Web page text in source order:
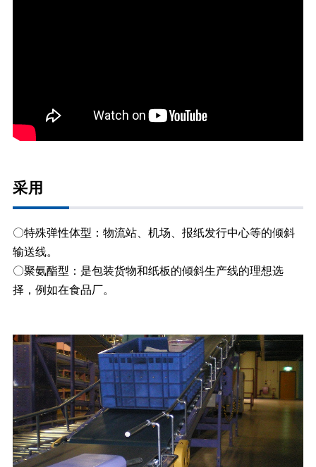
采用
〇特殊弹性体型：物流站、机场、报纸发行中心等的倾斜
输送线。
〇聚氨酯型：是包装货物和纸板的倾斜生产线的理想选
择，例如在食品厂。